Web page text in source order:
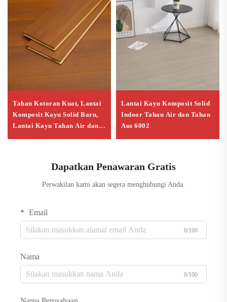
Tahan Kotoran Kuat, Lantai
Komposit Kayu Solid Baru,
Lantai Kayu Tahan Air dan
Lantai Kayu Komposit Solid
Indoor Tahan Air dan Tahan
Aus 6002
Dapatkan Penawaran Gratis
Perwakilan kami akan segera menghubungi Anda.
Email
0/100
Nama
0/100